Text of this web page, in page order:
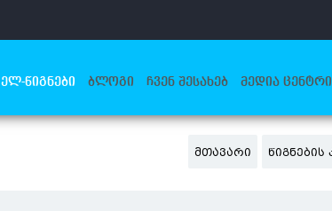
ᲔᲚ-ᲬᲘᲒᲜᲔᲑᲘ ᲑᲚᲝᲒᲘ ᲩᲕᲔᲜ ᲨᲔᲡᲐᲮᲔᲑ ᲛᲔᲓᲘᲐ ᲪᲔᲜᲢᲠᲘ
ᲛᲗᲐᲕᲐᲠᲘ